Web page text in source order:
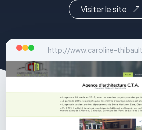
Visiter le site
http://www.caroline-